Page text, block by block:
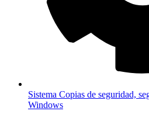
Sistema Copias de seguridad,
Windows